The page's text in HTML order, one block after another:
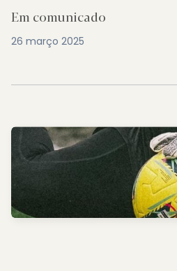
Em comunicado
26 março 2025